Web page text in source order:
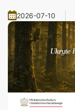
2026-07-10